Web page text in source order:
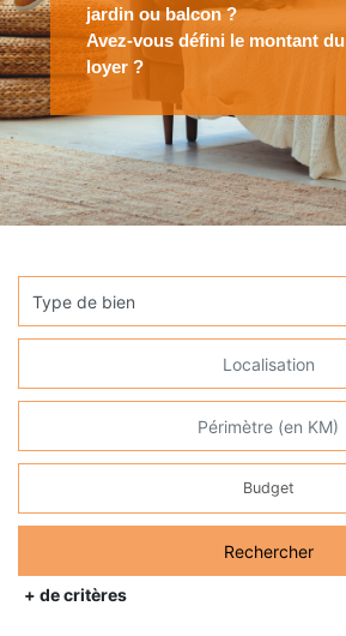
jardin ou balcon ?
Avez-vous défini le montant du
loyer ?
Budget
Rechercher
+ de critères